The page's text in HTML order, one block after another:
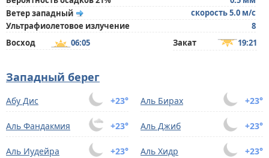
Ветер западный
скорость 5.0 м/с
Ультрафиолетовое излучение
8
Восход
06:05 Закат 19:21
Западный берег
+23°
Абу Дис +23°
Аль Бирах
+23°
Аль Фандакмия +23°
Аль Джиб
+23°
Аль Иудейра +23°
Аль Хидр